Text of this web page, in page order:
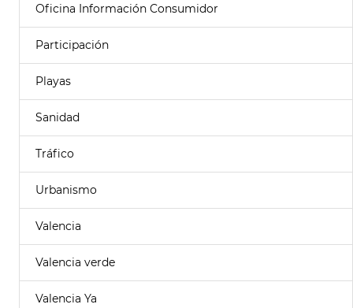
Oficina Información Consumidor
Participación
Playas
Sanidad
Tráfico
Urbanismo
Valencia
Valencia verde
Valencia Ya